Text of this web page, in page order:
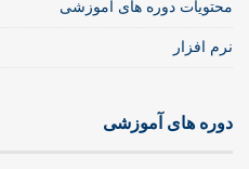
محتویات دوره های آموزشی
نرم افزار
دوره های آموزشی